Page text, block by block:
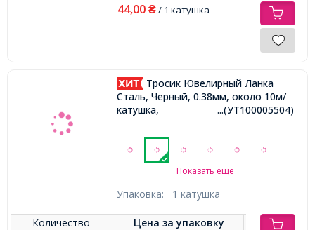
44,00 ₴/ 1 катушка
Тросик Ювелирный Ланка
Сталь, Черный, 0.38мм, около 10м/
катушка,
...(УТ100005504)
Показать еще
Упаковка: 1 катушка
Количество Цена заупаковку